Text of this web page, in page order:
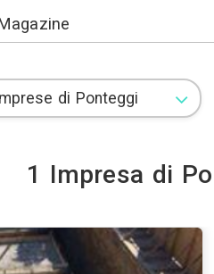
Immagini
1